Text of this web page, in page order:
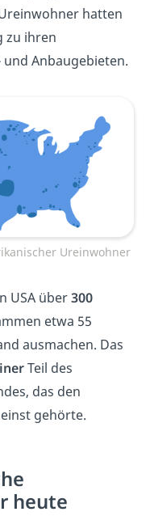
hatten
zu ihren
Anbaugebieten.
Ureinwohner
USA über300
etwa 55
ausmachen. Das
Teil des
das den
gehörte.
heute